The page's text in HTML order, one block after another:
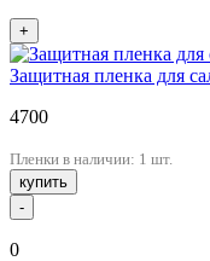
+
Защитная пленка для
4700
Пленки в наличии: 1 шт.
купить
-
0